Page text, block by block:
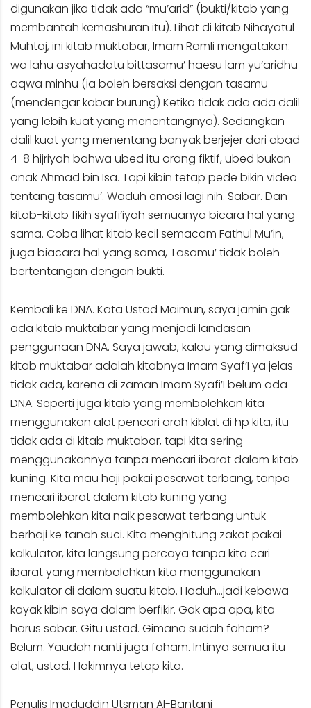
digunakan jika tidak ada “mu’arid” (bukti/kitab yang
membantah kemashuran itu). Lihat di kitab Nihayatul
Muhtaj, ini kitab muktabar, Imam Ramli mengatakan:
wa lahu asyahadatu bittasamu’ haesu lam yu’aridhu
aqwa minhu (ia boleh bersaksi dengan tasamu
(mendengar kabar burung) Ketika tidak ada ada dalil
yang lebih kuat yang menentangnya). Sedangkan
dalil kuat yang menentang banyak berjejer dari abad
4-8 hijriyah bahwa ubed itu orang fiktif, ubed bukan
anak Ahmad bin Isa. Tapi kibin tetap pede bikin video
tentang tasamu’. Waduh emosi lagi nih. Sabar. Dan
kitab-kitab fikih syafi’iyah semuanya bicara hal yang
sama. Coba lihat kitab kecil semacam Fathul Mu’in,
juga biacara hal yang sama, Tasamu’ tidak boleh
bertentangan dengan bukti.
Kembali ke DNA. Kata Ustad Maimun, saya jamin gak
ada kitab muktabar yang menjadi landasan
penggunaan DNA. Saya jawab, kalau yang dimaksud
kitab muktabar adalah kitabnya Imam Syaf’I ya jelas
tidak ada, karena di zaman Imam Syafi’I belum ada
DNA. Seperti juga kitab yang membolehkan kita
menggunakan alat pencari arah kiblat di hp kita, itu
tidak ada di kitab muktabar, tapi kita sering
menggunakannya tanpa mencari ibarat dalam kitab
kuning. Kita mau haji pakai pesawat terbang, tanpa
mencari ibarat dalam kitab kuning yang
membolehkan kita naik pesawat terbang untuk
berhaji ke tanah suci. Kita menghitung zakat pakai
kalkulator, kita langsung percaya tanpa kita cari
ibarat yang membolehkan kita menggunakan
kalkulator di dalam suatu kitab. Haduh…jadi kebawa
kayak kibin saya dalam berfikir. Gak apa apa, kita
harus sabar. Gitu ustad. Gimana sudah faham?
Belum. Yaudah nanti juga faham. Intinya semua itu
alat, ustad. Hakimnya tetap kita.
Penulis Imaduddin Utsman Al-Bantani